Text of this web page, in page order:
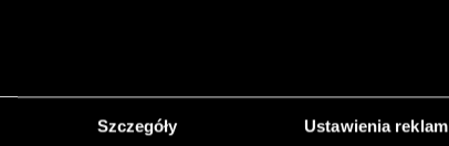
Szczegóły Ustawienia reklam
w rachunku wyników bieżącego okresu.
postaci gotówki, lokat i obligacji skarbowych na
co Zarząd zapowiadał w I kwartale br. w ramach